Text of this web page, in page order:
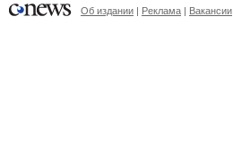
Об издании | Реклама | Вакансии